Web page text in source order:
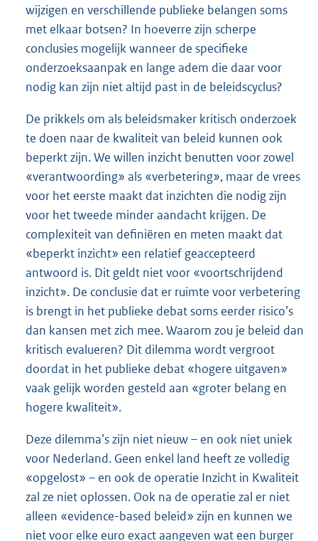
wijzigen en verschillende publieke belangen soms
met elkaar botsen? In hoeverre zijn scherpe
conclusies mogelijk wanneer de specifieke
onderzoeksaanpak en lange adem die daar voor
nodig kan zijn niet altijd past in de beleidscyclus?
De prikkels om als beleidsmaker kritisch onderzoek
te doen naar de kwaliteit van beleid kunnen ook
beperkt zijn. We willen inzicht benutten voor zowel
«verantwoording» als «verbetering», maar de vrees
voor het eerste maakt dat inzichten die nodig zijn
voor het tweede minder aandacht krijgen. De
complexiteit van definiëren en meten maakt dat
«beperkt inzicht» een relatief geaccepteerd
antwoord is. Dit geldt niet voor «voortschrijdend
inzicht». De conclusie dat er ruimte voor verbetering
is brengt in het publieke debat soms eerder risico’s
dan kansen met zich mee. Waarom zou je beleid dan
kritisch evalueren? Dit dilemma wordt vergroot
doordat in het publieke debat «hogere uitgaven»
vaak gelijk worden gesteld aan «groter belang en
hogere kwaliteit».
Deze dilemma’s zijn niet nieuw – en ook niet uniek
voor Nederland. Geen enkel land heeft ze volledig
«opgelost» – en ook de operatie Inzicht in Kwaliteit
zal ze niet oplossen. Ook na de operatie zal er niet
alleen «evidence-based beleid» zijn en kunnen we
niet voor elke euro exact aangeven wat een burger